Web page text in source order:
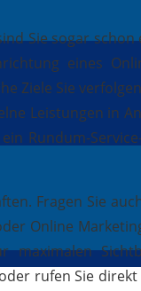
Sie sogar
eines
Ziele Sie
Leistungen in
Rundum-
Fragen Sie
Online
maximalen
rufen Sie